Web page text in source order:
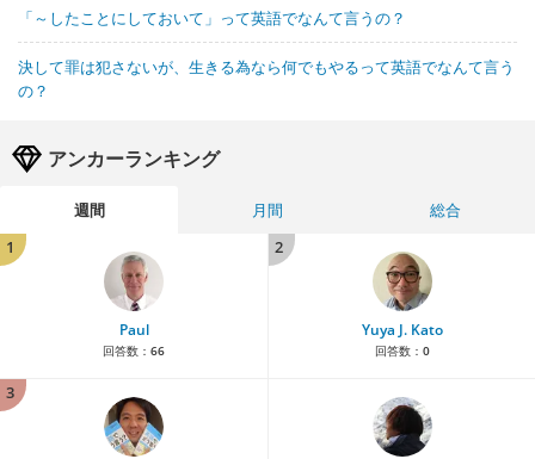
「～したことにしておいて」って英語でなんて言うの？
決して罪は犯さないが、生きる為なら何でもやるって英語でなんて言う
の？
アンカーランキング
週間 月間
総合
1
Paul
回答数： 66
2
Yuya J. Kato
回答数： 0
3